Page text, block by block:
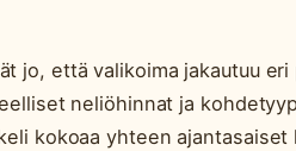
jo, että valikoima jakautuu
neliöhinnat ja
kokoaa yhteen